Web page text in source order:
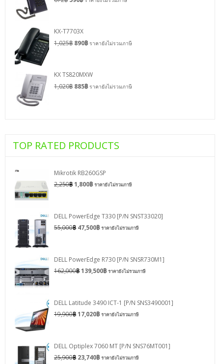
KX-T7703X
1,025฿ 890฿ ราคายังไม่รวมภาษี
KX TS820MXW
1,020฿ 885฿ ราคายังไม่รวมภาษี
TOP RATED PRODUCTS
Mikrotik RB260GSP
2,250฿1,800฿ ราคายังไม่รวมภาษี
DELL PowerEdge T330 [P/N SNST33020]
55,000฿ 47,500฿ ราคายังไม่รวมภาษี
DELL PowerEdge R730 [P/N SNSR730M1]
162,000฿139,500฿ ราคายังไม่รวมภาษี
DELL Latitude 3490 ICT-1 [P/N SNS3490001]
19,900฿17,020฿ ราคายังไม่รวมภาษี
DELL Optiplex 7060 MT [P/N SNS76MT001]
25,900฿ 23,740฿ ราคายังไม่รวมภาษี